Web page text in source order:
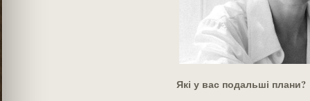
Які у вас подальші плани?